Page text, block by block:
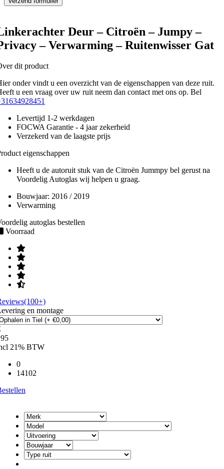
Deur – Citroën – Jumpy –
– Verwarming – Ruitenwisser Gat
dit product
onder vindt u een overzicht van de eigenschappen van deze ruit.
u een vraag over uw ruit neem dan contact met ons op. Bel
Levertijd 1-2 werkdagen
FOCWA Garantie - 4 jaar zekerheid
Verzekerd van de laagste prijs
eigenschappen
Heeft u de autoruit stuk van de Citroën Jummpy bel gerust na
Voordelig Autoglas wij helpen u graag.
Bouwjaar: 2016 / 2019
Verwarming
autoglas bestellen
Voorraad
en montage
21% BTW
0
14102